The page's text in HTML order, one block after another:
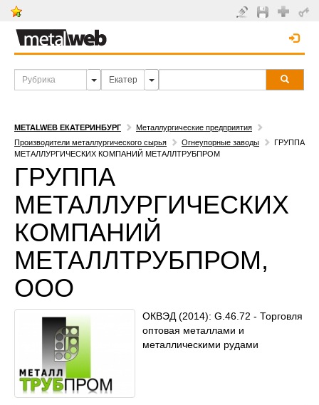
METALWEB ЕКАТЕРИНБУРГ
Металлургические предприятия
Производители металлургического сырья
Огнеупорные заводы
ГРУППА
МЕТАЛЛУРГИЧЕСКИХ КОМПАНИЙ МЕТАЛЛТРУБПРОМ
ГРУППА
МЕТАЛЛУРГИЧЕСКИХ
КОМПАНИЙ
МЕТАЛЛТРУБПРОМ,
ООО
ОКВЭД (2014): G.46.72 - Торговля
оптовая металлами и
металлическими рудами